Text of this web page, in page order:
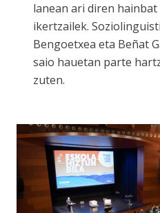
lanean ari diren
ikertzailek.
Bengoetxea eta Beñat
saio hauetan parte
zuten.